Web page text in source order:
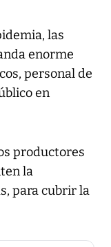
las
enorme
personal de
en
productores
la
para cubrir la